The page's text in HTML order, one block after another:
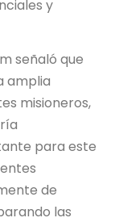
y
señaló que
amplia
misioneros,
para este
de
las